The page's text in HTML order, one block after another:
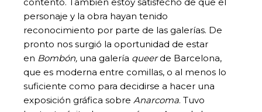
personaje y la obra hayan tenido
reconocimiento por parte de las galerías. De
pronto nos surgió la oportunidad de estar
en Bombón, una galería queerde Barcelona,
que es moderna entre comillas, o al menos lo
suficiente como para decidirse a hacer una
exposición gráfica sobre Anarcoma. Tuvo